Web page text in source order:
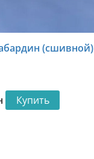
(сшивной)
Купить